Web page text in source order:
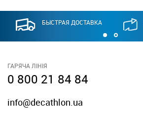
БЫСТРАЯ ДОСТАВКА
ГАРЯЧА ЛІНІЯ
0 800 21 84 84
info@decathlon.ua